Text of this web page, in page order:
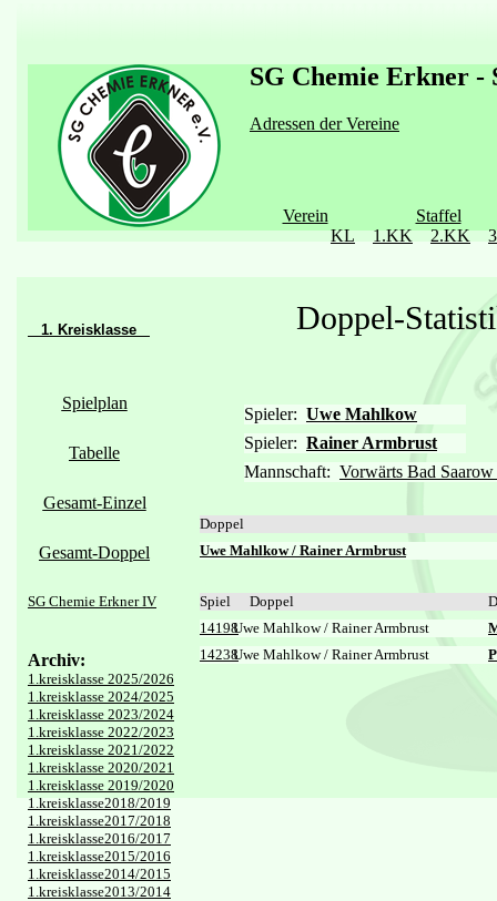
SG Chemie Erkner -
Adressen der Vereine
Verein
Staffel
KL
1.KK 2.KK
1. Kreisklasse
Spielplan
Tabelle
Gesamt-Einzel
Gesamt-Doppel
SG Chemie Erkner IV
Archiv:
1.kreisklasse 2025/2026
1.kreisklasse 2024/2025
1.kreisklasse 2023/2024
1.kreisklasse 2022/2023
1.kreisklasse 2021/2022
1.kreisklasse 2020/2021
1.kreisklasse 2019/2020
1.kreisklasse2018/2019
1.kreisklasse2017/2018
1.kreisklasse2016/2017
1.kreisklasse2015/2016
1.kreisklasse2014/2015
1.kreisklasse2013/2014
Doppel-
Spieler: Uwe Mahlkow
Spieler: Rainer Armbrust
Mannschaft: Vorwärts Bad
Doppel
Uwe Mahlkow / Rainer Armbrust
Spiel Doppel
14198Uwe Mahlkow / Rainer Armbrust
14238Uwe Mahlkow / Rainer Armbrust